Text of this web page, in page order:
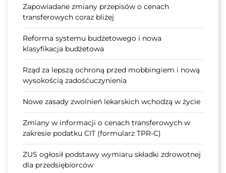
Zapowiadane zmiany przepisów o cenach
transferowych coraz bliżej
Reforma systemu budżetowego i nowa
klasyfikacja budżetowa
Rząd za lepszą ochroną przed mobbingiem i nową
wysokością zadośćuczynienia
Nowe zasady zwolnień lekarskich wchodzą w życie
Zmiany w informacji o cenach transferowych w
zakresie podatku CIT (formularz TPR-C)
ZUS ogłosił podstawy wymiaru składki zdrowotnej
dla przedsiębiorców